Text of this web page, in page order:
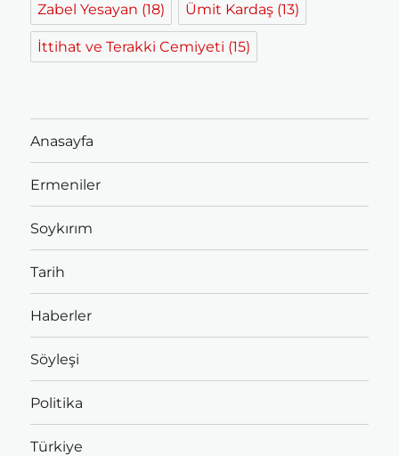
Zabel Yesayan (18) Ümit Kardaş (13)
İttihat ve Terakki Cemiyeti (15)
Anasayfa
Ermeniler
Soykırım
Tarih
Haberler
Söyleşi
Politika
Türkiye